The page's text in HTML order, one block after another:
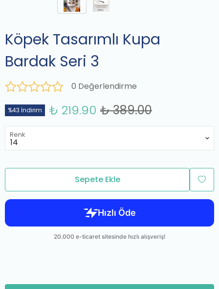
Köpek Tasarımlı Kupa
Bardak Seri 3
0 Değerlendirme
%43 İndirim ₺ 219.90 ₺ 389.00
Renk
Sepete Ekle